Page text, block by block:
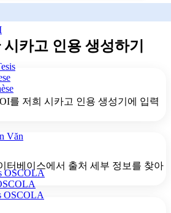
Văn
OSCOLA
OSCOLA
카고 인용 생성하기
를 저희 시카고 인용 생성기에 입력
터베이스에서 출처 세부 정보를 찾아